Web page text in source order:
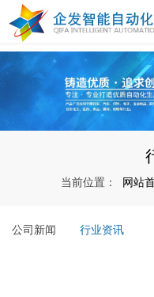
当前位置： 网站
公司新闻 行业资讯